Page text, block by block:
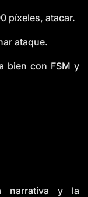
píxeles, atacar.
ataque.
bien con FSM y
narrativa y la